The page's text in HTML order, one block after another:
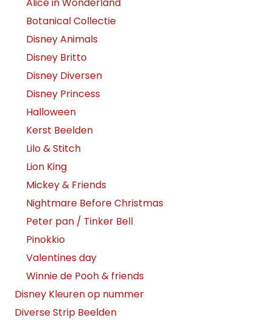
Alice in Wonderland
Botanical Collectie
Disney Animals
Disney Britto
Disney Diversen
Disney Princess
Halloween
Kerst Beelden
Lilo & Stitch
Lion King
Mickey & Friends
Nightmare Before Christmas
Peter pan / Tinker Bell
Pinokkio
Valentines day
Winnie de Pooh & friends
Disney Kleuren op nummer
Diverse Strip Beelden